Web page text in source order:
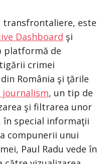
transfrontaliere, este
Dashboard şi
platformă de
crimei
România şi ţările
journalism, un tip de
şi filtrarea unor
în special informaţii
compunerii unui
Paul Radu vede în